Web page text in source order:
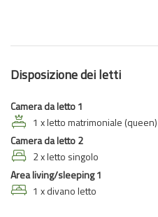
Bidet
Cucina
Doccia
Ferro da stiro
Fornelli
Forno
Forno a microonde
Disposizione dei letti
Camera da letto 1
1 x letto matrimoniale (queen)
Camera da letto 2
2 x letto singolo
Area living/sleeping 1
1 x divano letto